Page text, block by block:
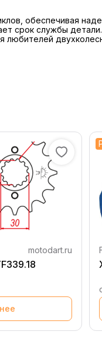
обеспечивая
срок службы
motodart.ru